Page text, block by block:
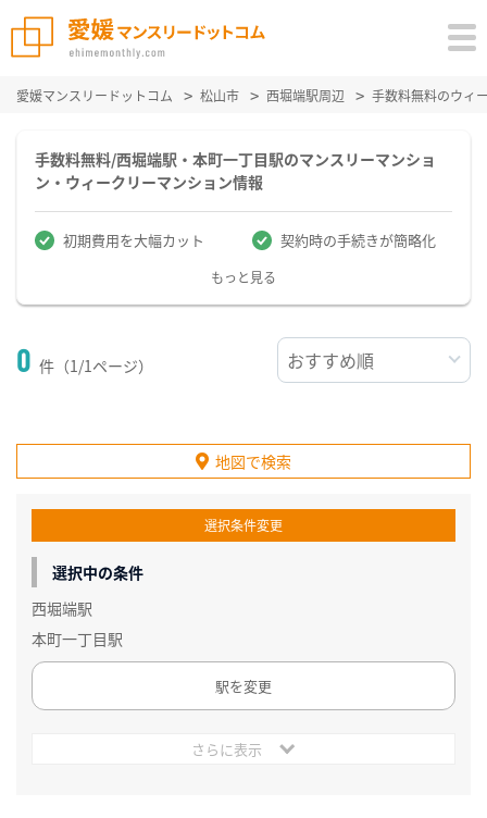
愛媛マンスリードットコム 松山市 西堀端駅周辺 手数料無料のウィ
手数料無料/西堀端駅・本町一丁目駅のマンスリーマンショ
ン・ウィークリーマンション情報
初期費用を大幅カット 契約時の手続きが簡略化
もっと見る
0 件（1/1ページ）
地図で検索
選択条件変更
選択中の条件
西堀端駅
本町一丁目駅
駅を変更
さらに表示